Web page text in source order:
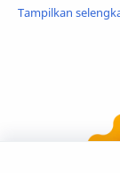
Lirik Terjemahan